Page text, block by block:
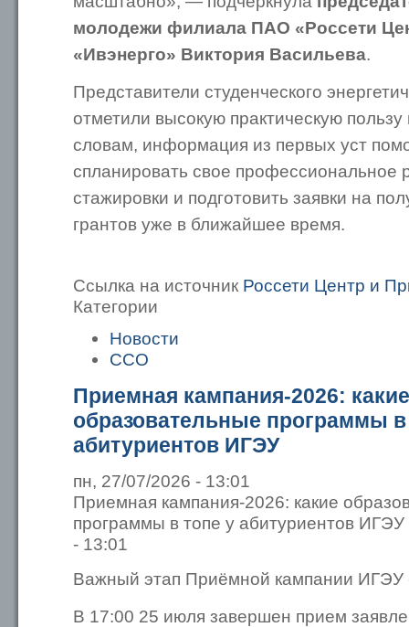
молодежи филиала ПАО «Россети
«Ивэнерго» Виктория Васильева.
Представители студенческого
отметили высокую практическую
словам, информация из первых уст
спланировать свое профессиональное
стажировки и подготовить заявки на
грантов уже в ближайшее время.
Ссылка на источник Россети Центр и
Категории
Новости
ССО
Приемная кампания-2026: какие
образовательные программы в
абитуриентов ИГЭУ
пн, 27/07/2026 - 13:01
Приемная кампания-2026: какие
программы в топе у абитуриентов
- 13:01
Важный этап Приёмной кампании ИГЭУ
В 17:00 25 июля завершен прием